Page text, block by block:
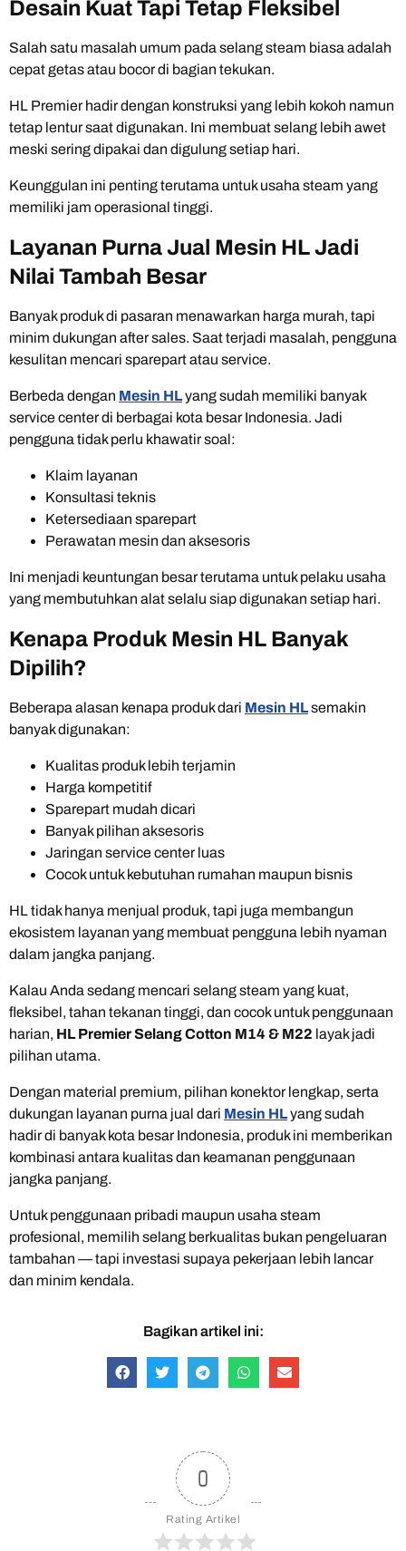
Desain Kuat Tapi Tetap Fleksibel
Salah satu masalah umum pada selang steam biasa adalah
cepat getas atau bocor di bagian tekukan.
HL Premier hadir dengan konstruksi yang lebih kokoh namun
tetap lentur saat digunakan. Ini membuat selang lebih awet
meski sering dipakai dan digulung setiap hari.
Keunggulan ini penting terutama untuk usaha steam yang
memiliki jam operasional tinggi.
Layanan Purna Jual Mesin HL Jadi
Nilai Tambah Besar
Banyak produk di pasaran menawarkan harga murah, tapi
minim dukungan after sales. Saat terjadi masalah, pengguna
kesulitan mencari sparepart atau service.
Berbeda dengan Mesin HLyang sudah memiliki banyak
service center di berbagai kota besar Indonesia. Jadi
pengguna tidak perlu khawatir soal:
Klaim layanan
Konsultasi teknis
Ketersediaan sparepart
Perawatan mesin dan aksesoris
Ini menjadi keuntungan besar terutama untuk pelaku usaha
yang membutuhkan alat selalu siap digunakan setiap hari.
Kenapa Produk Mesin HL Banyak
Dipilih?
Beberapa alasan kenapa produk dari Mesin HLsemakin
banyak digunakan:
Kualitas produk lebih terjamin
Harga kompetitif
Sparepart mudah dicari
Banyak pilihan aksesoris
Jaringan service center luas
Cocok untuk kebutuhan rumahan maupun bisnis
HL tidak hanya menjual produk, tapi juga membangun
ekosistem layanan yang membuat pengguna lebih nyaman
dalam jangka panjang.
Kalau Anda sedang mencari selang steam yang kuat,
fleksibel, tahan tekanan tinggi, dan cocok untuk penggunaan
harian, HL Premier Selang Cotton M14 & M22 layak jadi
pilihan utama.
Dengan material premium, pilihan konektor lengkap, serta
dukungan layanan purna jual dari Mesin HLyang sudah
hadir di banyak kota besar Indonesia, produk ini memberikan
kombinasi antara kualitas dan keamanan penggunaan
jangka panjang.
Untuk penggunaan pribadi maupun usaha steam
profesional, memilih selang berkualitas bukan pengeluaran
tambahan — tapi investasi supaya pekerjaan lebih lancar
dan minim kendala.
Bagikan artikel ini:
0
Rating Artikel